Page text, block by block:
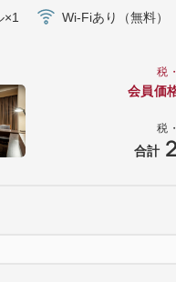
税
会員価
税
合計
×1 Wi-Fiあり（無料）